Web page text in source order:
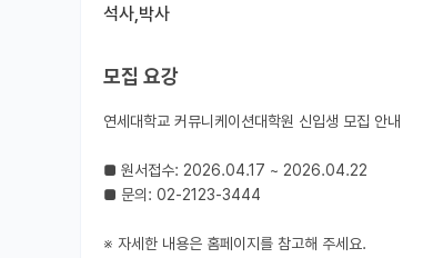
석사,박사
모집 요강
연세대학교 커뮤니케이션대학원 신입생 모집 안내
■ 원서접수: 2026.04.17 ~ 2026.04.22
■ 문의: 02-2123-3444
※ 자세한 내용은 홈페이지를 참고해 주세요.